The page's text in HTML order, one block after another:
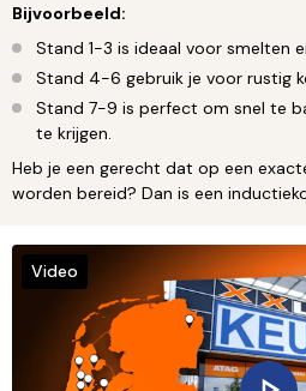
Bijvoorbeeld:
Stand 1-3 is ideaal voor smelten
Stand 4-6 gebruik je voor rustig
Stand 7-9 is perfect om snel te
te krijgen.
Heb je een gerecht dat op een
worden bereid? Dan is een
Video